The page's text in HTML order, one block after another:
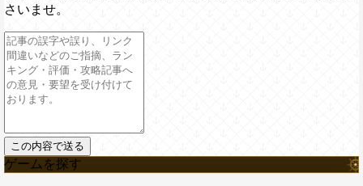
さいませ。
ゲームを探す